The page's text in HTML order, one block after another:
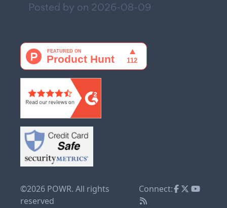
Posted by on 2026-08-09
©2026 POWR. All rights
reserved
Connect: